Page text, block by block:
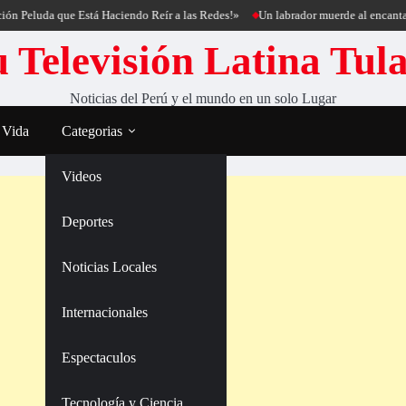
que Está Haciendo Reír a las Redes!» Un labrador muerde al encantador de
Televisión Latina
Noticias del Perú y el mundo en un solo Lugar
Categorias
Videos
Deportes
Noticias Locales
Internacionales
Espectaculos
Tecnología y Ciencia